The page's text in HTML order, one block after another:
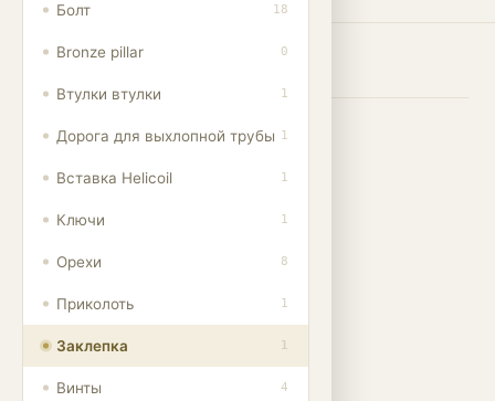
Болт 18
Bronze pillar 0
Втулки втулки 1
Дорога для выхлопной трубы 1
Вставка Helicoil 1
Ключи 1
Орехи 8
Приколоть 1
Заклепка 1
Винты 4
001